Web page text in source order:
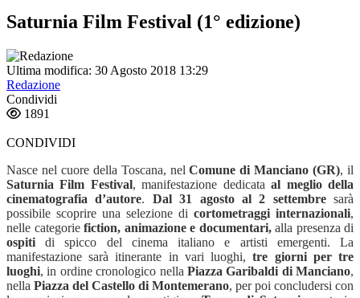
Saturnia Film Festival (1° edizione)
Ultima modifica: 30 Agosto 2018 13:29
Redazione
Condividi
1891
CONDIVIDI
Nasce nel cuore della Toscana, nelComune di Manciano (GR), il
Saturnia Film Festival, manifestazione dedicataal meglio della
cinematografia d’autore. Dal 31 agosto al 2 settembresarà
possibile scoprire una selezione di cortometraggi internazionali,
nelle categorie fiction, animazione e documentari, alla presenza di
ospitidi spicco del cinema italiano e artisti emergenti. La
manifestazione sarà itinerante in vari luoghi,tre giorni per tre
luoghi, in ordine cronologico nella Piazza Garibaldi di Manciano,
nella Piazza del Castello di Montemerano, per poi concludersi con